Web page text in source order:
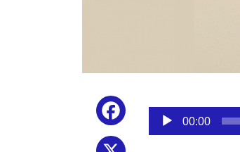
Facebook
Reproductor
audio
00:00